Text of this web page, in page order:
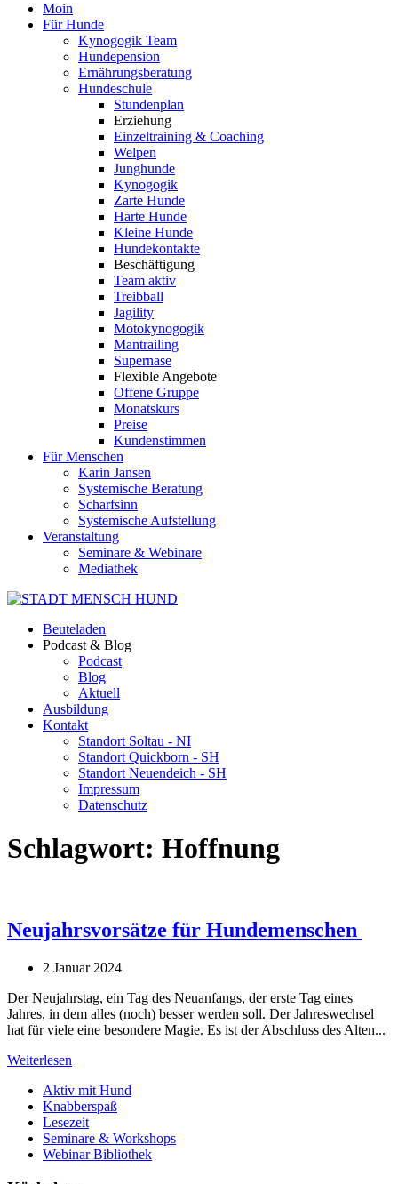
Moin
Für Hunde
Kynogogik Team
Hundepension
Ernährungsberatung
Hundeschule
Stundenplan
Erziehung
Einzeltraining & Coaching
Welpen
Junghunde
Kynogogik
Zarte Hunde
Harte Hunde
Kleine Hunde
Hundekontakte
Beschäftigung
Team aktiv
Treibball
Jagility
Motokynogogik
Mantrailing
Supernase
Flexible Angebote
Offene Gruppe
Monatskurs
Preise
Kundenstimmen
Für Menschen
Karin Jansen
Systemische Beratung
Scharfsinn
Systemische Aufstellung
Veranstaltung
Seminare & Webinare
Mediathek
Beuteladen
Podcast & Blog
Podcast
Blog
Aktuell
Ausbildung
Kontakt
Standort Soltau - NI
Standort Quickborn - SH
Standort Neuendeich - SH
Impressum
Datenschutz
Schlagwort: Hoffnung
Neujahrsvorsätze für Hundemenschen
2 Januar 2024
Der Neujahrstag, ein Tag des Neuanfangs, der erste Tag eines
Jahres, in dem alles (noch) besser werden soll. Der Jahreswechsel
hat für viele eine besondere Magie. Es ist der Abschluss des Alten...
Weiterlesen
Aktiv mit Hund
Knabberspaß
Lesezeit
Seminare & Workshops
Webinar Bibliothek